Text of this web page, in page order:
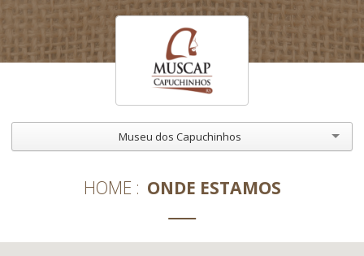
Museu dos Capuchinhos
HOME ONDE ESTAMOS